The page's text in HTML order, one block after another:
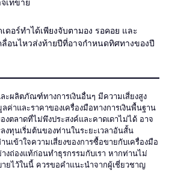
ดอร์ทำได้เพียงจับตามอง รอคอย และ
ลื่อนไหวส่งท้ายปีที่อาจกำหนดทิศทางของปี
ะผลิตภัณฑ์ทางการเงินอื่นๆ มีความเสี่ยงสูง
ค่าและราคาของเครื่องมือทางการเงินพื้นฐาน
งตลาดที่ไม่พึงประสงค์และคาดเดาไม่ได้ อาจ
งทุนเริ่มต้นของท่านในระยะเวลาอันสั้น
นเข้าใจความเสี่ยงของการซื้อขายกับเครื่องมือ
างถ่องแท้ก่อนทำธุรกรรมกับเรา หากท่านไม่
ายไว้ในนี้ ควรขอคำแนะนำจากผู้เชี่ยวชาญ